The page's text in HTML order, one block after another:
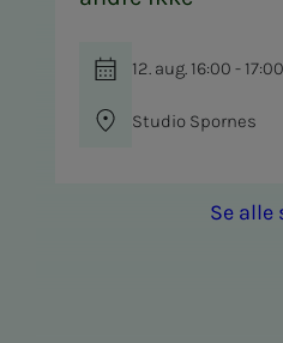
12. aug. 16:00 - 17:00
Studio Spornes
Se